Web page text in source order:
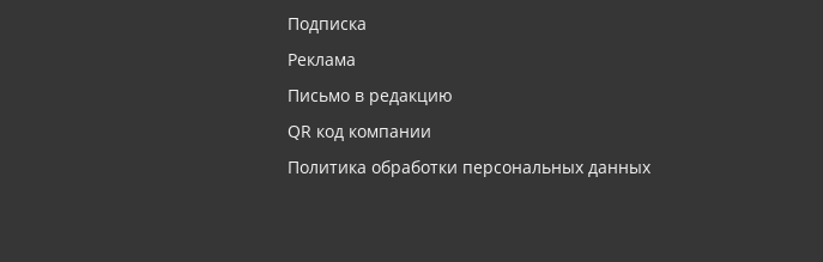
Подписка
Реклама
Письмо в редакцию
QR код компании
Политика обработки персональных данных